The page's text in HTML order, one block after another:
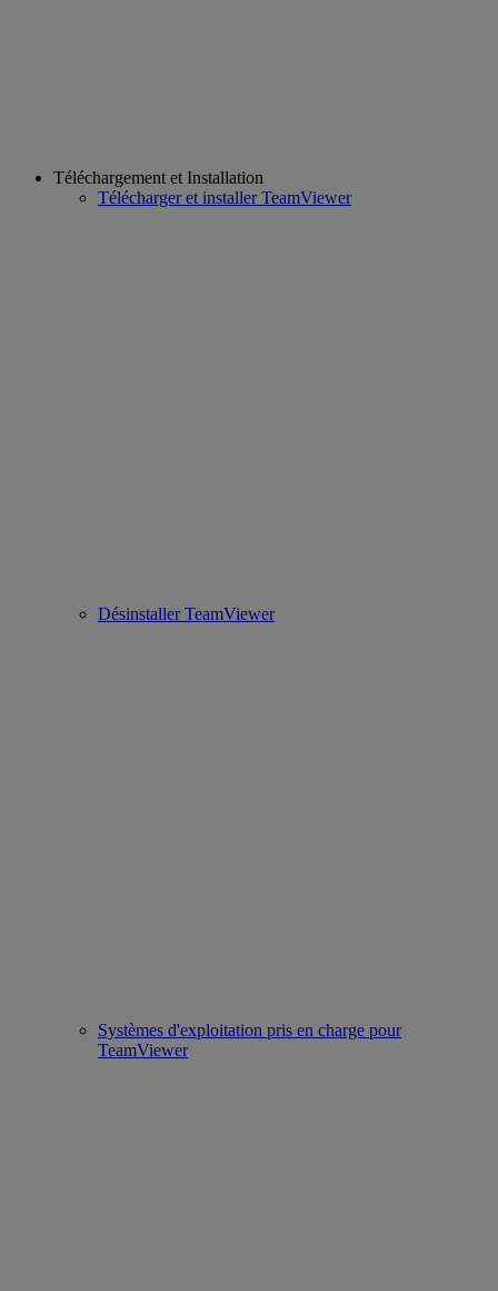
Téléchargement et Installation
Télécharger et installer TeamViewer
Désinstaller TeamViewer
Systèmes d'exploitation pris en charge pour
TeamViewer